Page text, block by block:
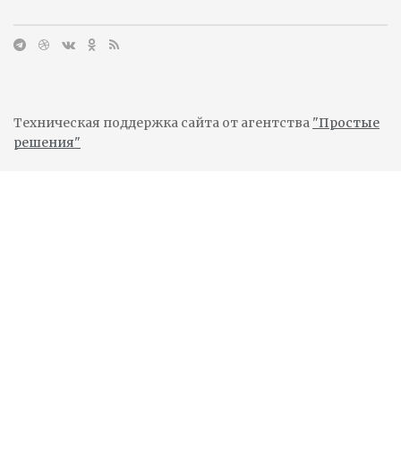
Техническая поддержка сайта от агентства "Простые
решения"